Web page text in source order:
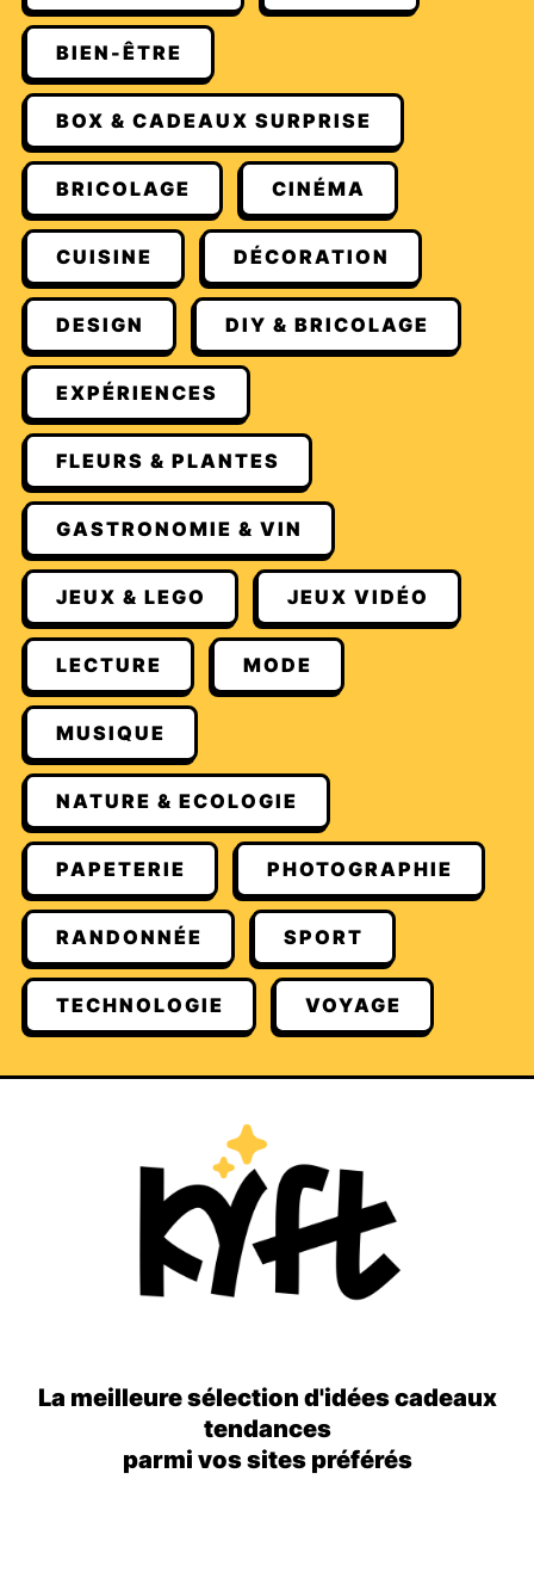
BIEN-ÊTRE
BOX & CADEAUX SURPRISE
BRICOLAGE CINÉMA
CUISINE DÉCORATION
DESIGN DIY & BRICOLAGE
EXPÉRIENCES
FLEURS & PLANTES
GASTRONOMIE & VIN
JEUX & LEGO JEUX VIDÉO
LECTURE MODE
MUSIQUE
NATURE & ECOLOGIE
PAPETERIE PHOTOGRAPHIE
RANDONNÉE SPORT
TECHNOLOGIE VOYAGE
La meilleure sélection d'idées cadeaux
tendances
parmi vos sites préférés